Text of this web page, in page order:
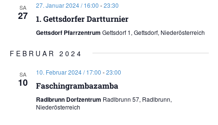
SA
27
27. Januar 2024 / 16:00 -23:30
1. Gettsdorfer Dartturnier
Gettsdorf Pfarrzentrum Gettsdorf 1, Gettsdorf, Niederösterreich
FEBRUAR 2024
SA
10
10. Februar 2024 / 17:00 -23:00
Faschingrambazamba
Radlbrunn Dorfzentrum Radlbrunn 57, Radlbrunn,
Niederösterreich